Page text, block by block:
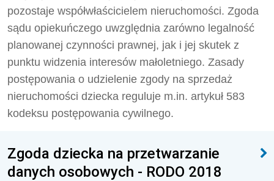
pozostaje współwłaścicielem nieruchomości. Zgoda
sądu opiekuńczego uwzględnia zarówno legalność
planowanej czynności prawnej, jak i jej skutek z
punktu widzenia interesów małoletniego. Zasady
postępowania o udzielenie zgody na sprzedaż
nieruchomości dziecka reguluje m.in. artykuł 583
kodeksu postępowania cywilnego.
Zgoda dziecka na przetwarzanie
danych osobowych - RODO 2018